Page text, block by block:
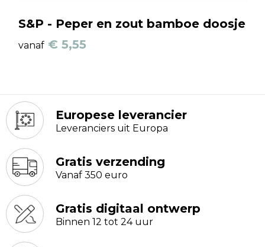
S&P - Peper en zout bamboe doosje
vanaf € 5,55
Europese leverancier
Leveranciers uit Europa
Gratis verzending
Vanaf 350 euro
Gratis digitaal ontwerp
Binnen 12 tot 24 uur